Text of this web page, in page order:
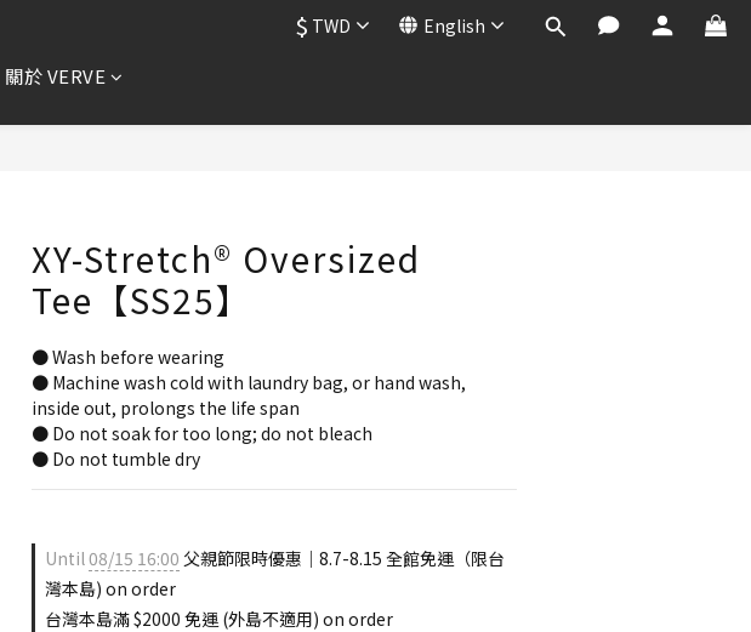
$ TWD English
關於 VERVE
XY-Stretch® Oversized
Tee【SS25】
● Wash before wearing
● Machine wash cold with laundry bag, or hand wash,
inside out, prolongs the life span
● Do not soak for too long; do not bleach
● Do not tumble dry
Until08/15 16:00 父親節限時優惠｜8.7-8.15 全館免運（限台
灣本島) on order
台灣本島滿 $2000 免運 (外島不適用) on order